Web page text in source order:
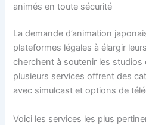
animés en toute sécurité
La demande d’animation
plateformes légales à élargir
cherchent à soutenir les studios
plusieurs services offrent des
avec simulcast et options de
Voici les services les plus